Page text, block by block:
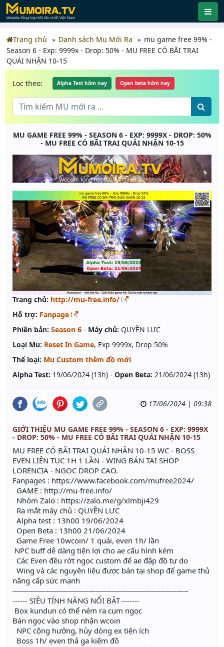
Trang chủ Danh sách Mu Mới Ra
mu game free 99% -
Season 6 - Exp: 9999x - Drop: 50% - MU FREE CÓ BÃI TRAI
QUÁI NHẬN 10-15
Lọc theo: Alpha Test hôm nay Open beta hôm nay
MU GAME FREE 99% - SEASON 6 - EXP: 9999X - DROP: 50%
- MU FREE CÓ BÃI TRAI QUÁI NHẬN 10-15
Trang chủ: http://mu-free.info/
Hỗ trợ: Fanpage
Phiên bản: Season 6 - Máy chủ: QUYỀN LỰC
Loại Mu: Reset In Game, Exp 9999x, Drop 50%
Thể loại: Mu Custom thêm đồ mới
Alpha Test: 19/06/2024 (13h) - Open Beta: 21/06/2024 (13h)
17/06/2024 | 09:38
GIỚI THIỆU MU GAME FREE 99% - SEASON 6 - EXP: 9999X
- DROP: 50% - MU FREE CÓ BÃI TRAI QUÁI NHẬN 10-15
MU FREE CÓ BÃI TRAI QUÁI NHẬN 10-15 WC - BOSS
EVEN LIÊN TỤC 1H 1 LẦN - WING BÁN TẠI SHOP
LORENCIA - NGỌC DROP CAO.
Fanpages : https://www.facebook.com/mufree2024/
GAME : http://mu-free.info/
Nhóm Zalo : https://zalo.me/g/xlmbji429
Ra mắt máy chủ : QUYỀN LỰC
Alpha test : 13h00 19/06/2024
Open Beta : 13h00 21/06/2024
Game Free 10wcoin/ 1 quái, even 1h/ lần
NPC buff dễ dàng tiện lợi cho ae cấu hình kém
Các Even đều rớt ngọc custom để ae đập đồ tự do
Wing và các nguyên liệu được bán tại shop để game thủ
nâng cấp sức mạnh
────────────────────────────────
------ SIÊU TÍNH NĂNG NỔI BẬT -------
Box kundun có thể ném ra cụm ngọc
Bán ngọc vào shop nhận wcoin
NPC cộng hưởng, hủy dòng ex tiện ích
Boss 1h/ even thả ga kiếm đồ